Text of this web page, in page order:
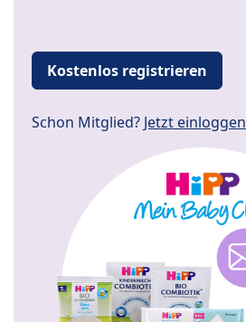
Kostenlos registrieren
Schon Mitglied? Jetzt einloggen